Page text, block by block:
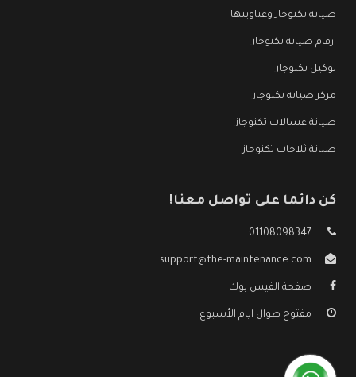
صيانة تكنوجاز وعناوينها
ارقام صيانة تكنوجاز
توكيل تكنوجاز
مركز صيانة تكنوجاز
صيانة غسالات تكنوجاز
صيانة ثلاجات تكنوجاز
كن دائما على تواصل معنا!
01108098347
support@the-maintenance.com
صفحة الفيس بوك
مفتوح طوال ايام الأسبوع